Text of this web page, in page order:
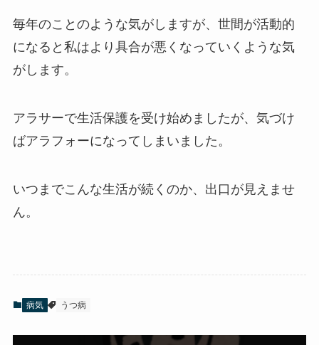
毎年のことのような気がしますが、世間が活動的
になると私はより具合が悪くなっていくような気
がします。
アラサーで生活保護を受け始めましたが、気づけ
ばアラフォーになってしまいました。
いつまでこんな生活が続くのか、出口が見えませ
ん。
病気 うつ病